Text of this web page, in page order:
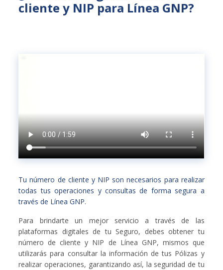
cliente y NIP para Línea GNP?
Tu número de cliente y NIP son necesarios para realizar
todas tus operaciones y consultas de forma segura a
través de Línea GNP.
Para brindarte un mejor servicio a través de las
plataformas digitales de tu Seguro, debes obtener tu
número de cliente y NIP de Línea GNP, mismos que
utilizarás para consultar la información de tus Pólizas y
realizar operaciones, garantizando así, la seguridad de tu